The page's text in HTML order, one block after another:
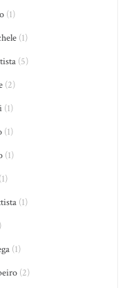
(1)
(1)
(5)
(2)
(1)
(1)
(1)
(1)
(1)
(1)
(2)